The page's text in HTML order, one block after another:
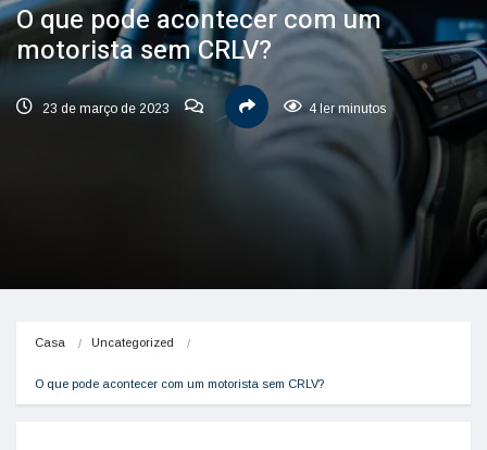
O que pode acontecer com um
motorista sem CRLV?
23 de março de 2023 4 ler minutos
Casa Uncategorized
O que pode acontecer com um motorista sem CRLV?